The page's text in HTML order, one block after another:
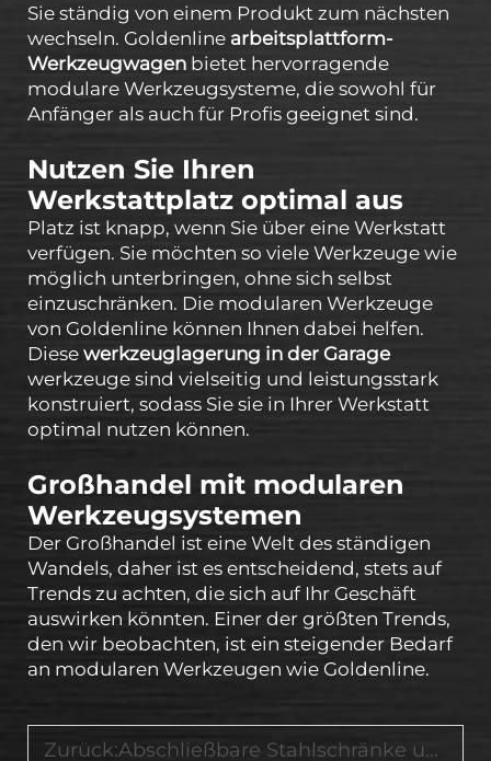
Sie ständig von einem Produkt zum nächsten
wechseln. Goldenline arbeitsplattform-
Werkzeugwagen bietet hervorragende
modulare Werkzeugsysteme, die sowohl für
Anfänger als auch für Profis geeignet sind.
Nutzen Sie Ihren
Werkstattplatz optimal aus
Platz ist knapp, wenn Sie über eine Werkstatt
verfügen. Sie möchten so viele Werkzeuge wie
möglich unterbringen, ohne sich selbst
einzuschränken. Die modularen Werkzeuge
von Goldenline können Ihnen dabei helfen.
Diese werkzeuglagerung in der Garage
werkzeuge sind vielseitig und leistungsstark
konstruiert, sodass Sie sie in Ihrer Werkstatt
optimal nutzen können.
Großhandel mit modularen
Werkzeugsystemen
Der Großhandel ist eine Welt des ständigen
Wandels, daher ist es entscheidend, stets auf
Trends zu achten, die sich auf Ihr Geschäft
auswirken könnten. Einer der größten Trends,
den wir beobachten, ist ein steigender Bedarf
an modularen Werkzeugen wie Goldenline.
Zurück:Abschließbare Stahlschränke und mobile Arbeitsoberflächen in einem industriellen System